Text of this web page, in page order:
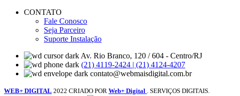
CONTATO
Fale Conosco
Seja Parceiro
Suporte Instalação
Av. Rio Branco, 120 / 604 - Centro/RJ
(21) 4119-2424 | (21) 4124-4207
contato@webmaisdigital.com.br
WEB+ DIGITAL 2022 CRIADO POR Web+ Digital
. SERVIÇOS DIGITAIS.